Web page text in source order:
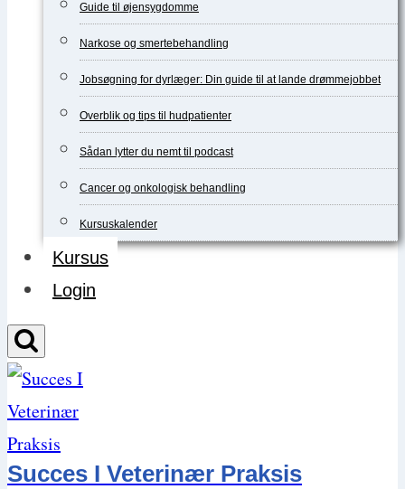
Guide til øjensygdomme
Narkose og smertebehandling
Jobsøgning for dyrlæger: Din guide til at lande drømmejobbet
Overblik og tips til hudpatienter
Sådan lytter du nemt til podcast
Cancer og onkologisk behandling
Kursuskalender
Kursus
Login
Succes I Veterinær Praksis